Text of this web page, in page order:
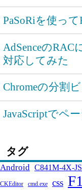
PaSoRiを使っ
AdSenceの
対応してみた
Chromeの分割
JavaScriptでペ
タグ
Android C841M-4X-
CKEditor cmd.exe css F1